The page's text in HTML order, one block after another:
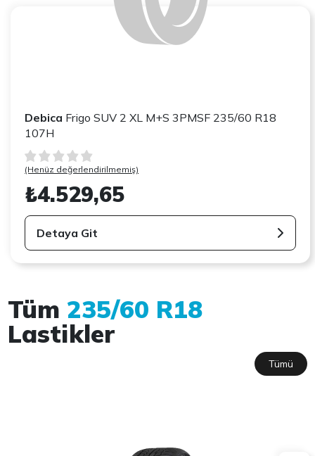
Debica Frigo SUV 2 XL M+S 3PMSF 235/60 R18
107H
(Henüz değerlendirilmemiş)
₺4.529,65
Detaya Git
Tüm 235/60 R18
Lastikler
Tümü